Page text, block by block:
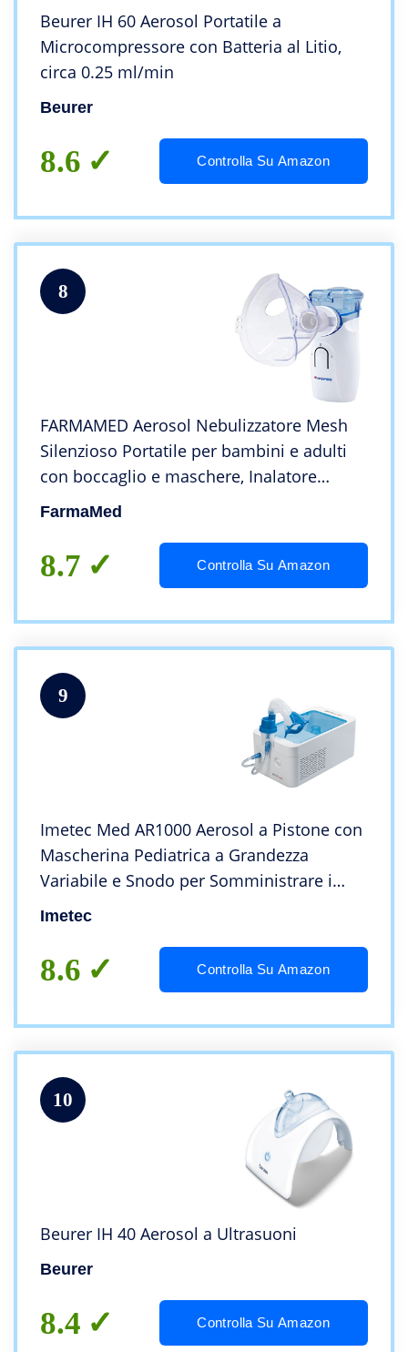
Beurer IH 60 Aerosol Portatile a
Microcompressore con Batteria al Litio,
circa 0.25 ml/min
Beurer
8.6 Controlla Su Amazon
8
FARMAMED Aerosol Nebulizzatore Mesh
Silenzioso Portatile per bambini e adulti
con boccaglio e maschere, Inalatore
Elettrico, Doppia Alimentazione,
FarmaMed
8.7 Controlla Su Amazon
9
Imetec Med AR1000 Aerosol a Pistone con
Mascherina Pediatrica a Grandezza
Variabile e Snodo per Somministrare i
Farmaci in Posizione Sdraiata, Completo di
Imetec
8.6 Controlla Su Amazon
10
Beurer IH 40 Aerosol a Ultrasuoni
Beurer
8.4 Controlla Su Amazon